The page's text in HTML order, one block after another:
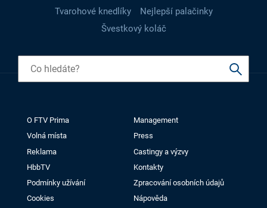
Tvarohové knedlíky
Nejlepší palačinky
Švestkový koláč
O FTV Prima
Management
Volná místa
Press
Reklama
Castingy a výzvy
HbbTV
Kontakty
Podmínky užívání
Zpracování osobních údajů
Cookies
Nápověda